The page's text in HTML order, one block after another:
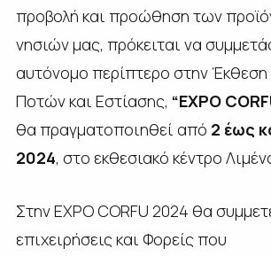
προβολή και προώθηση των
νησιών μας, πρόκειται να
αυτόνομο περίπτερο στην
Ποτών και Εστίασης, “EXPO
θα πραγματοποιηθεί από 2 έως
2024, στο εκθεσιακό κέντρο
Στην EXPO CORFU 2024 θα
επιχειρήσεις και Φορείς που